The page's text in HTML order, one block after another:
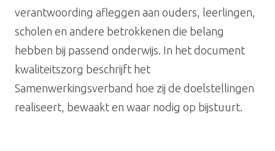
verantwoording afleggen aan ouders, leerlingen,
scholen en andere betrokkenen die belang
hebben bij passend onderwijs. In het document
kwaliteitszorg beschrijft het
Samenwerkingsverband hoe zij de doelstellingen
realiseert, bewaakt en waar nodig op bijstuurt.